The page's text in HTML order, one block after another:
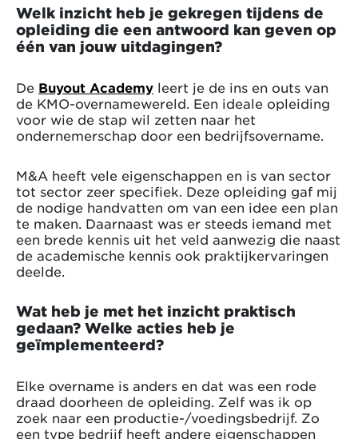
Welk inzicht heb je gekregen tijdens de
opleiding die een antwoord kan geven op
één van jouw uitdagingen?
De Buyout Academy leert je de ins en outs van
de KMO-overnamewereld. Een ideale opleiding
voor wie de stap wil zetten naar het
ondernemerschap door een bedrijfsovername.
M&A heeft vele eigenschappen en is van sector
tot sector zeer specifiek. Deze opleiding gaf mij
de nodige handvatten om van een idee een plan
te maken. Daarnaast was er steeds iemand met
een brede kennis uit het veld aanwezig die naast
de academische kennis ook praktijkervaringen
deelde.
Wat heb je met het inzicht praktisch
gedaan? Welke acties heb je
geïmplementeerd?
Elke overname is anders en dat was een rode
draad doorheen de opleiding. Zelf was ik op
zoek naar een productie-/voedingsbedrijf. Zo
een type bedrijf heeft andere eigenschappen